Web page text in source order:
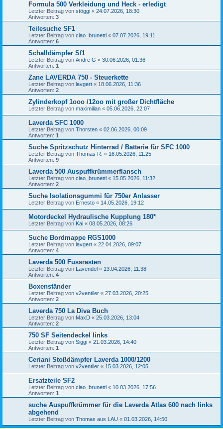
Formula 500 Verkleidung und Heck - erledigt
Letzter Beitrag von stöggi « 24.07.2026, 18:30
Antworten: 3
Teilesuche SF1
Letzter Beitrag von ciao_brunetti « 07.07.2026, 19:11
Antworten: 6
Schalldämpfer Sf1
Letzter Beitrag von Andre G « 30.06.2026, 01:36
Antworten: 1
Zane LAVERDA 750 - Steuerkette
Letzter Beitrag von lavgert « 18.06.2026, 11:36
Antworten: 2
Zylinderkopf 1ooo /12oo mit großer Dichtfläche
Letzter Beitrag von maximilian « 05.06.2026, 22:07
Laverda SFC 1000
Letzter Beitrag von Thorsten « 02.06.2026, 00:09
Antworten: 1
Suche Spritzschutz Hinterrad / Batterie für SFC 1000
Letzter Beitrag von Thomas R. « 16.05.2026, 11:25
Antworten: 9
Laverda 500 Auspuffkrümmerflansch
Letzter Beitrag von ciao_brunetti « 15.05.2026, 11:32
Antworten: 2
Suche Isolationsgummi für 750er Anlasser
Letzter Beitrag von Ernesto « 14.05.2026, 19:12
Motordeckel Hydraulische Kupplung 180*
Letzter Beitrag von Kai « 08.05.2026, 08:26
Suche Bordmappe RGS1000
Letzter Beitrag von lavgert « 22.04.2026, 09:07
Antworten: 4
Laverda 500 Fussrasten
Letzter Beitrag von Lavendel « 13.04.2026, 11:38
Antworten: 4
Boxenständer
Letzter Beitrag von v2ventiler « 27.03.2026, 20:25
Antworten: 2
Laverda 750 La Diva Buch
Letzter Beitrag von MaxD « 25.03.2026, 13:04
Antworten: 2
750 SF Seitendeckel links
Letzter Beitrag von Siggi « 21.03.2026, 14:40
Antworten: 1
Ceriani Stoßdämpfer Laverda 1000/1200
Letzter Beitrag von v2ventiler « 15.03.2026, 12:05
Ersatzteile SF2
Letzter Beitrag von ciao_brunetti « 10.03.2026, 17:56
Antworten: 1
suche Auspuffkrümmer für die Laverda Atlas 600 nach links
abgehend
Letzter Beitrag von Thomas aus LAU « 01.03.2026, 14:50